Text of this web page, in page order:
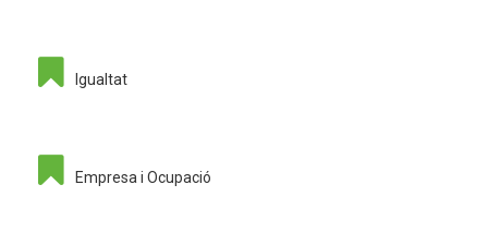
Igualtat
Empresa i Ocupació